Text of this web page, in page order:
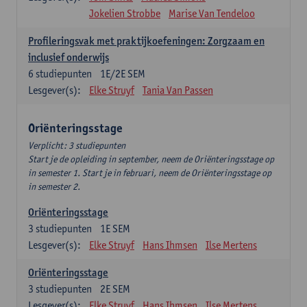
Jokelien Strobbe
Marise Van Tendeloo
Profileringsvak met praktijkoefeningen: Zorgzaam en
inclusief onderwijs
1E/2E SEM
6 studiepunten
Lesgever(s):
Elke Struyf Tania Van Passen
Oriënteringsstage
Verplicht: 3 studiepunten
Start je de opleiding in september, neem de Oriënteringsstage op
in semester 1. Start je in februari, neem de Oriënteringsstage op
in semester 2.
Oriënteringsstage
1E SEM
3 studiepunten
Lesgever(s):
Elke Struyf Hans Ihmsen Ilse Mertens
Oriënteringsstage
2E SEM
3 studiepunten